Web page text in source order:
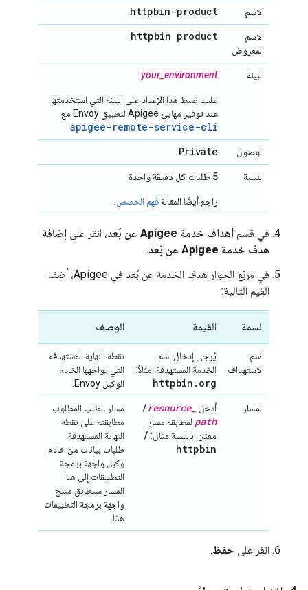
الاسم httpbin-product
الاسم
المعروض
httpbin product
البيئة your_environment
عليك ضبط هذا الإعداد على البيئة التي استخدمتها
عند توفير مهايئ Apigee لتطبيق Envoy مع
apigee-remote-service-cli
الوصول Private
النسبة 5 طلبات كل دقيقة واحدة
راجِع أيضًا المقالة فهم الحصص
في قسم أهداف خدمة Apigee عن بُعد ، انقر على إضافة
هدف خدمة Apigee عن بُعد
.
في مربّع الحوار هدف الخدمة عن بُعد في Apigee، أضِف
القيم التالية:
السمة القيمة الوصف
اسم
الاستهداف
يُرجى إدخال اسم
الخدمة المستهدفة. مثلاً:
httpbin . org
نقطة النهاية المستهدفة
التي يواجهها الخادم
الوكيل Envoy.
المسار أدخِل /resource_
path لمطابقة مسار
معيّن. بالنسبة مثال: /
httpbin
مسار الطلب المطلوب
مطابقته على نقطة
النهاية المستهدفة.
طلبات بيانات من خادم
وكيل واجهة برمجة
التطبيقات إلى هذا
المسار سيطابق منتج
واجهة برمجة التطبيقات
هذا.
انقر على حفظ.